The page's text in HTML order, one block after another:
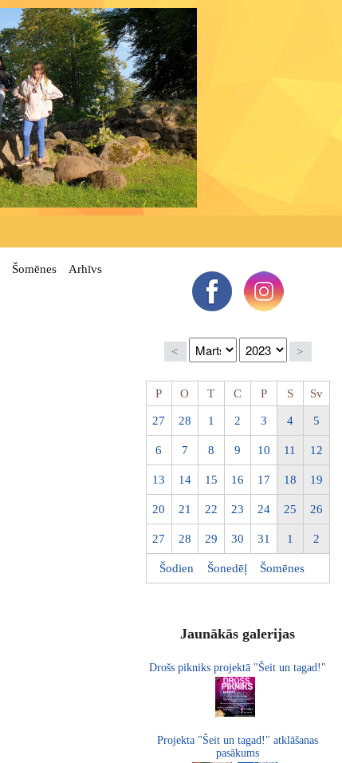
Šomēnes Arhīvs
< >
P O T C P S Sv
27 28 1 2 3 4 5
6 7 8 9 10 11 12
13 14 15 16 17 18 19
20 21 22 23 24 25 26
27 28 29 30 31 1 2
Šodien Šonedēļ Šomēnes
Jaunākās galerijas
Drošs pikniks projektā "Šeit un tagad!"
Projekta "Šeit un tagad!" atklāšanas
pasākums